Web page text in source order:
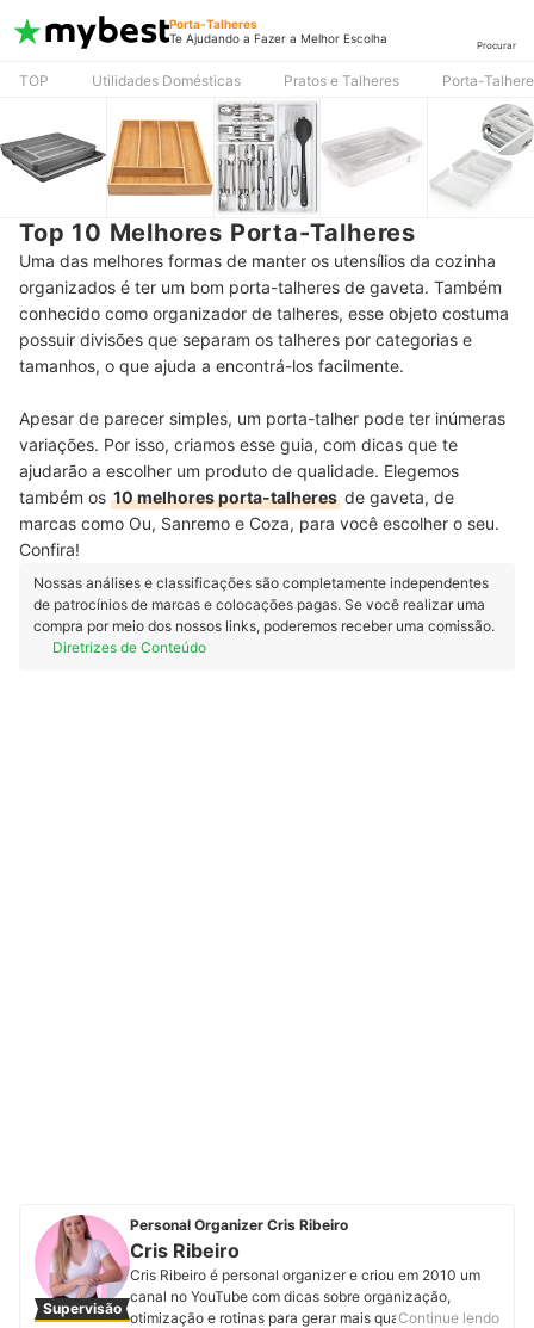
Porta-Talheres
Te Ajudando a Fazer a Melhor Escolha
Procurar
TOP Utilidades Domésticas Pratos e Talheres Porta-
Top 10 Melhores Porta-Talheres
Uma das melhores formas de manter os utensílios da cozinha
organizados é ter um bom porta-talheres de gaveta. Também
conhecido como organizador de talheres, esse objeto costuma
possuir divisões que separam os talheres por categorias e
tamanhos, o que ajuda a encontrá-los facilmente.
Apesar de parecer simples, um porta-talher pode ter inúmeras
variações. Por isso, criamos esse guia, com dicas que te
ajudarão a escolher um produto de qualidade. Elegemos
também os 10 melhores porta-talheres de gaveta, de
marcas como Ou, Sanremo e Coza, para você escolher o seu.
Confira!
Nossas análises e classificações são completamente independentes
de patrocínios de marcas e colocações pagas. Se você realizar uma
compra por meio dos nossos links, poderemos receber uma comissão.
Diretrizes de Conteúdo
Supervisão
Personal Organizer Cris Ribeiro
Cris Ribeiro
Cris Ribeiro é personal organizer e criou em 2010 um
canal no YouTube com dicas sobre organização,
otimização e rotinas para gerar mais qualidade de vida
Continue lendo